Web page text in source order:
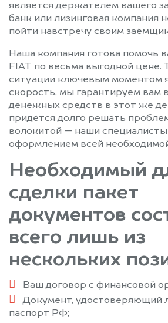
является держателем вашего
банк или лизинговая компания
пойти навстречу своим
Наша компания готова помочь
FIAT по весьма выгодной цене.
ситуации ключевым моментом
скорость, мы гарантируем вам
денежных средств в этот же
придётся долго решать
волокитой — наши специалисты
оформлением всей
Необходимый
сделки пакет
документов
всего лишь из
нескольких
Ваш договор с финансовой
Документ, удостоверяющий
паспорт РФ;